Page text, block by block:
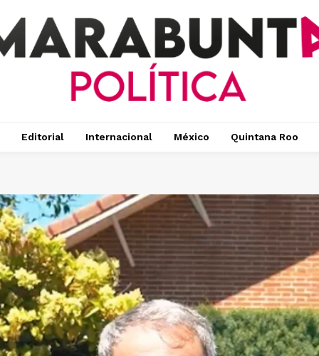
Editorial Internacional México Quintana Roo